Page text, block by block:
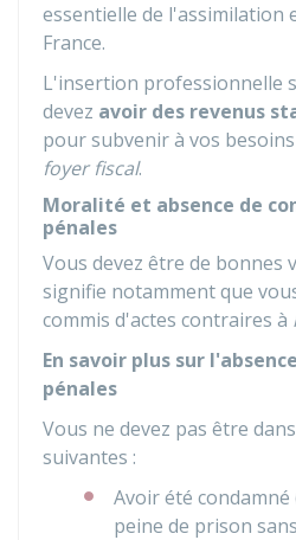
essentielle de l'assimilation
France.
L'insertion professionnelle
devez avoir des revenus
pour subvenir à vos
foyer fiscal.
Moralité et absence de
pénales
Vous devez être de bonnes
signifie notamment que
commis d'actes contraires à
En savoir plus sur
pénales
Vous ne devez pas être
suivantes :
Avoir été condamné
peine de prison sans